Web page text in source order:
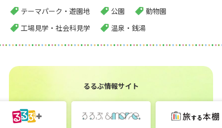
テーマパーク・遊園地
公園
動物園
工場見学・社会科見学
温泉・銭湯
るるぶ情報サイト